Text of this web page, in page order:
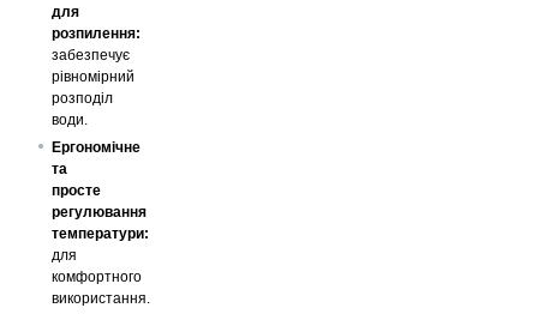
для
розпилення:
забезпечує
рівномірний
розподіл
води.
Ергономічне
та
просте
регулювання
температури:
для
комфортного
використання.